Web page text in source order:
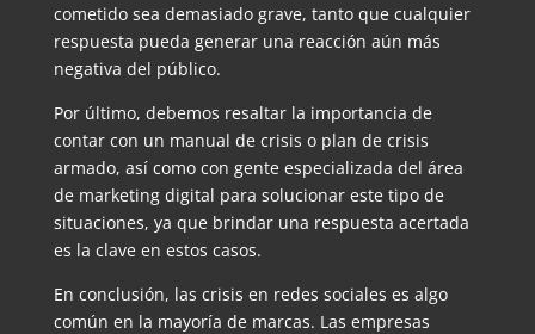
cometido sea demasiado grave, tanto que cualquier
respuesta pueda generar una reacción aún más
negativa del público.
Por último, debemos resaltar la importancia de
contar con un manual de crisis o plan de crisis
armado, así como con gente especializada del área
de marketing digital para solucionar este tipo de
situaciones, ya que brindar una respuesta acertada
es la clave en estos casos.
En conclusión, las crisis en redes sociales es algo
común en la mayoría de marcas. Las empresas